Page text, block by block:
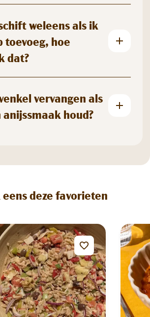
weleens als ik
toevoeg, hoe
dat?
vervangen als
houd?
deze favorieten